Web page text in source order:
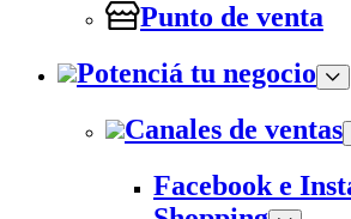
Punto de venta
Potenciá tu negocio
Canales de ventas
Facebook e